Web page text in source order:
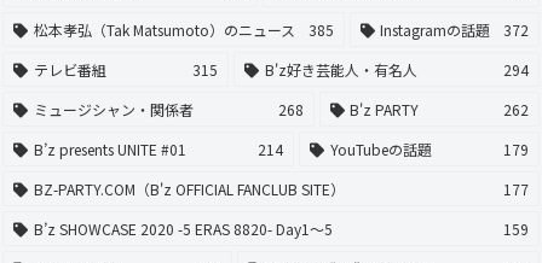
松本孝弘（Tak Matsumoto）のニュース
385 Instagramの話題
372
テレビ番組
315 B'z好き芸能人・有名人
294
ミュージシャン・関係者
268 B'z PARTY
262
B’z presents UNITE #01
214 YouTubeの話題
179
BZ-PARTY.COM（B'z OFFICIAL FANCLUB SITE）
177
B’z SHOWCASE 2020 -5 ERAS 8820- Day1〜5
159